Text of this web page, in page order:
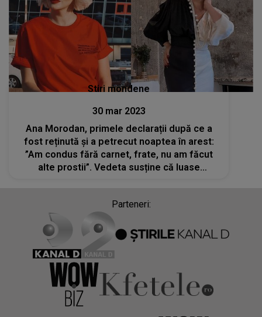
Stiri mondene
30 mar 2023
Ana Morodan, primele declarații după ce a
fost reținută și a petrecut noaptea în arest:
”Am condus fără carnet, frate, nu am făcut
alte prostii”. Vedeta susține că luase
Parteneri: